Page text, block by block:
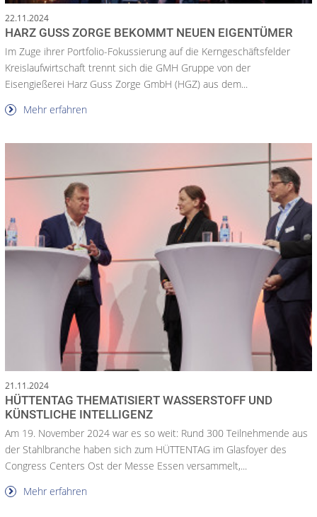
22.11.2024
HARZ GUSS ZORGE BEKOMMT NEUEN EIGENTÜMER
Im Zuge ihrer Portfolio-Fokussierung auf die Kerngeschäftsfelder
Kreislaufwirtschaft trennt sich die GMH Gruppe von der
Eisengießerei Harz Guss Zorge GmbH (HGZ) aus dem...
Mehr erfahren
21.11.2024
HÜTTENTAG THEMATISIERT WASSERSTOFF UND
KÜNSTLICHE INTELLIGENZ
Am 19. November 2024 war es so weit: Rund 300 Teilnehmende aus
der Stahlbranche haben sich zum HÜTTENTAG im Glasfoyer des
Congress Centers Ost der Messe Essen versammelt,...
Mehr erfahren